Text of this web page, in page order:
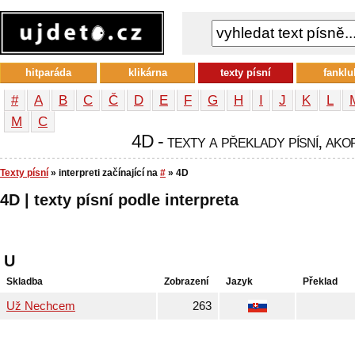
# A B C Č D E F G H I J K L
М
С
4D - texty a překlady písní,
Texty písní » interpreti začínající na # » 4D
4D | texty písní podle interpreta
U
Skladba Zobrazení Jazyk Překlad
Už Nechcem 263
hitparáda klikárna texty písní